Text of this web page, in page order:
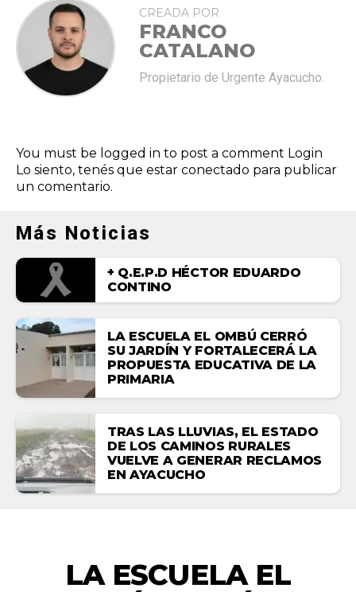
CREADA POR
FRANCO
CATALANO
Propietario de Urgente Ayacucho.
You must be logged in to post a comment Login
Lo siento, tenés que estar conectado para publicar
un comentario.
Más Noticias
+ Q.E.P.D HÉCTOR EDUARDO
CONTINO
LA ESCUELA EL OMBÚ CERRÓ
SU JARDÍN Y FORTALECERÁ LA
PROPUESTA EDUCATIVA DE LA
PRIMARIA
TRAS LAS LLUVIAS, EL ESTADO
DE LOS CAMINOS RURALES
VUELVE A GENERAR RECLAMOS
EN AYACUCHO
LA ESCUELA EL